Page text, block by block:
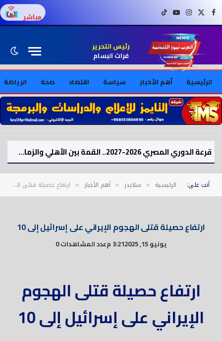
فيسبوكX (Twitter)
إنستغراميوتيوبتيك توك مباشر
رئيس التحرير
فرات البسام
الرئيسية أهم الأخبار سياسة اقتصاد صحة الرياضة
قرعة الدوري المصري 2026-2027.. القمة بين الأهلي والزمالك في الجولة السادسة
أنت على: الرئيسية » سلايدر » أهم الأخبار » ارتفاع حصيلة قتلى الهجوم الإيراني على إسرائيل إلى 10
ارتفاع حصيلة قتلى الهجوم الإيراني على إسرائيل إلى 10
يونيو 15, 2025 3:21 م عدد المشاهدات 0
ارتفاع حصيلة قتلى الهجوم
الإيراني على إسرائيل إلى 10